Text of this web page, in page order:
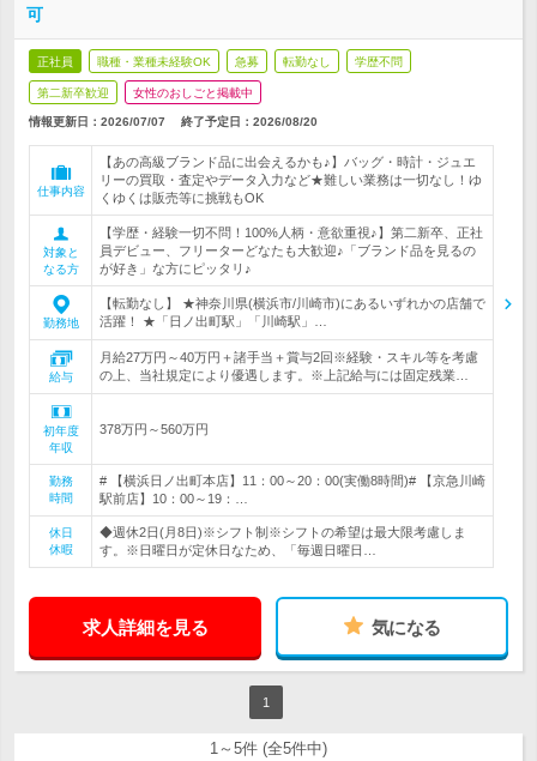
可
正社員 職種・業種未経験OK 急募 転勤なし 学歴不問
第二新卒歓迎 女性のおしごと掲載中
情報更新日：2026/07/07 終了予定日： 2026/08/20
仕事内容
【あの高級ブランド品に出会えるかも♪】バッグ・時計・ジュエ
リーの買取・査定やデータ入力など★難しい業務は一切なし！ゆ
くゆくは販売等に挑戦もOK
対象と
なる方
【学歴・経験一切不問！100%人柄・意欲重視♪】第二新卒、正社
員デビュー、フリーターどなたも大歓迎♪「ブランド品を見るの
が好き」な方にピッタリ♪
勤務地
【転勤なし】 ★神奈川県(横浜市/川崎市)にあるいずれかの店舗で
活躍！ ★「日ノ出町駅」「川崎駅」…
給与
月給27万円～40万円＋諸手当＋賞与2回※経験・スキル等を考慮
の上、当社規定により優遇します。※上記給与には固定残業…
初年度
年収
378万円～560万円
勤務
時間
# 【横浜日ノ出町本店】11：00～20：00(実働8時間)# 【京急川崎
駅前店】10：00～19：…
休日
休暇
◆週休2日(月8日)※シフト制※シフトの希望は最大限考慮しま
す。※日曜日が定休日なため、「毎週日曜日…
求人詳細を見る 気になる
1
1～5件 (全5件中)